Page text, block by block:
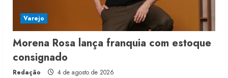
Varejo
Morena Rosa lança franquia com estoque
consignado
Redação 4 de agosto de 2026